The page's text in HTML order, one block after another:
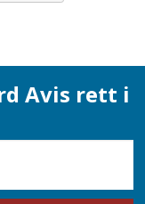
Avis rett i